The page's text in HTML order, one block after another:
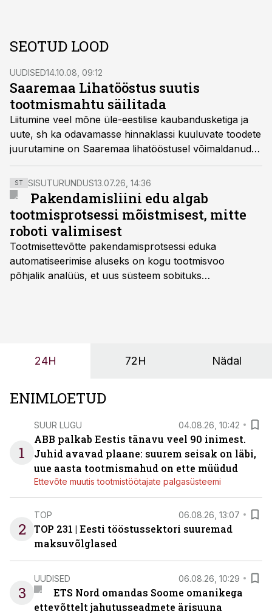
SEOTUD LOOD
UUDISED14.10.08, 09:12
Saaremaa Lihatööstus suutis
tootmismahtu säilitada
Liitumine veel mõne üle-eestilise kaubandusketiga ja
uute, sh ka odavamasse hinnaklassi kuuluvate toodete
juurutamine on Saaremaa lihatööstusel võimaldanud
vaatamata riiki haaranud majandusseisakule tootmise
mahu vähenemist vältida.
ST SISUTURUNDUS13.07.26, 14:36
Pakendamisliini edu algab
tootmisprotsessi mõistmisest, mitte
roboti valimisest
Tootmisettevõtte pakendamisprotsessi eduka
automatiseerimise aluseks on kogu tootmisvoo
põhjalik analüüs, et uus süsteem sobituks
OÜ tegevjuht Sander Mitendorf.
24H 72H Nädal
ENIMLOETUD
1
SUUR LUGU 04.08.26, 10:42
ABB palkab Eestis tänavu veel 90 inimest.
Juhid avavad plaane: suurem seisak on läbi,
uue aasta tootmismahud on ette müüdud
Ettevõte muutis tootmistöötajate palgasüsteemi
2
TOP 06.08.26, 13:07
TOP 231 | Eesti tööstussektori suuremad
maksuvõlglased
3
UUDISED 06.08.26, 10:29
ETS Nord omandas Soome omanikega
ettevõttelt jahutusseadmete ärisuuna